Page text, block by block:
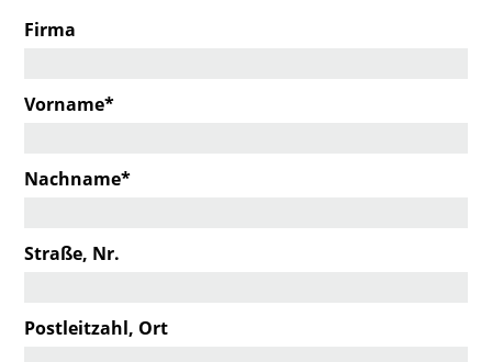
Firma
Pflichtfeld
Vorname*
Pflichtfeld
Nachname*
Straße, Nr.
Postleitzahl, Ort